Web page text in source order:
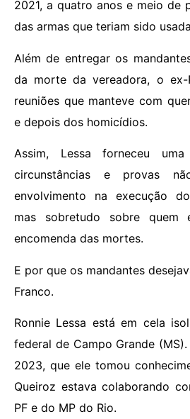
2021, a quatro anos e meio de
das armas que teriam sido
Além de entregar os
da morte da vereadora, o ex-
reuniões que manteve com
e depois dos homicídios.
Assim, Lessa forneceu
circunstâncias e provas
envolvimento na execução
mas sobretudo sobre
encomenda das mortes.
E por que os mandantes
Franco.
Ronnie Lessa está em cela
federal de Campo Grande
2023, que ele tomou
Queiroz estava colaborando
PF e do MP do Rio.